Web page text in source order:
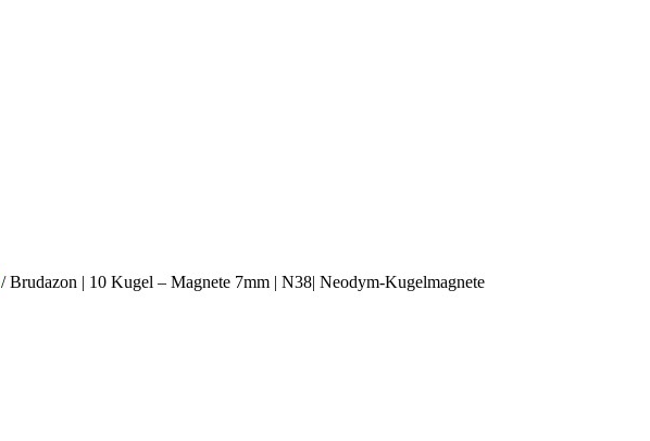
/ Brudazon | 10 Kugel – Magnete 7mm | N38| Neodym-Kugelmagnete